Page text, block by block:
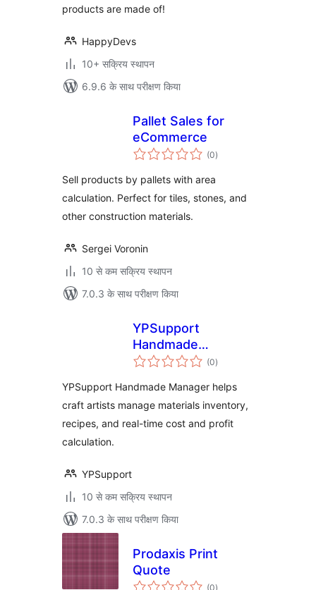
products are made of!
HappyDevs
10+ सक्रिय स्थापन
6.9.6 के साथ परीक्षण किया
Pallet Sales for
eCommerce
(0कुल
दर)
Sell products by pallets with area
calculation. Perfect for tiles, stones, and
other construction materials.
Sergei Voronin
10 से कम सक्रिय स्थापन
7.0.3 के साथ परीक्षण किया
YPSupport
Handmade
Manager
(0कुल
दर)
YPSupport Handmade Manager helps
craft artists manage materials inventory,
recipes, and real-time cost and profit
calculation.
YPSupport
10 से कम सक्रिय स्थापन
7.0.3 के साथ परीक्षण किया
Prodaxis Print
Quote
(0कुल
)